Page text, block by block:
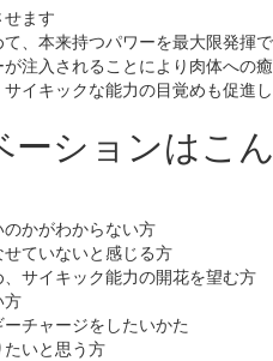
ます
、本来持つパワーを最大限発揮
注入されることにより肉体への
イキックな能力の目覚めも促進
ーションはこ
かがわからない方
ていないと感じる方
サイキック能力の開花を望む方
方
チャージをしたいかた
いと思う方